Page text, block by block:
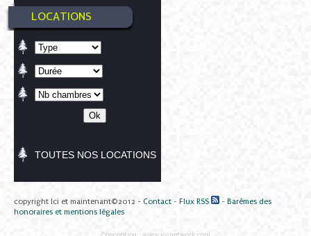
LOCATIONS
TOUTES NOS LOCATIONS
copyright Ici et maintenant©2012 - Contact - Flux RSS - Barèmes des
honoraires et mentions légales